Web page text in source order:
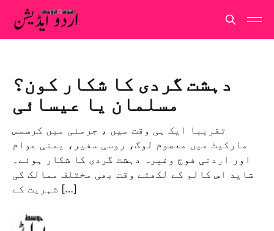
دہشت گردی کا شکار کون؟
مسلمان یا عیسائی
تقریبا ایک ہی وقت میں ، جرمنی میں کرسمس
مارکیٹ میں معصوم لوگ، روسی سفیر، یمنی عوام
اور اردنی فوج وغیرہ دہشت گردی کا شکار ہوئے۔
شاید اس کالم کے لکھتے وقت بھی مختلف ممالک کی
شہریت کے […]